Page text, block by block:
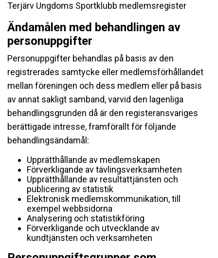
Terjärv Ungdoms Sportklubb medlemsregister
Ändamålen med behandlingen av
personuppgifter
Personuppgifter behandlas på basis av den
registrerades samtycke eller medlemsförhållandet
mellan föreningen och dess medlem eller på basis
av annat sakligt samband, varvid den lagenliga
behandlingsgrunden då är den registeransvariges
berättigade intresse, framförallt för följande
behandlingsändamål:
Upprätthållande av medlemskapen
Förverkligande av tävlingsverksamheten
Upprätthållande av resultattjänsten och
publicering av statistik
Elektronisk medlemskommunikation, till
exempel webbsidorna
Analysering och statistikföring
Förverkligande och utvecklande av
kundtjänsten och verksamheten